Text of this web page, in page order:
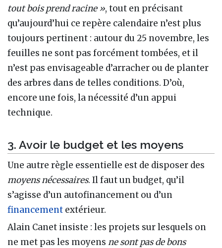
tout bois prend racine », tout en précisant
qu’aujourd’hui ce repère calendaire n’est plus
toujours pertinent : autour du 25 novembre, les
feuilles ne sont pas forcément tombées, et il
n’est pas envisageable d’arracher ou de planter
des arbres dans de telles conditions. D’où,
encore une fois, la nécessité d’un appui
technique.
3. Avoir le budget et les moyens
Une autre règle essentielle est de disposer des
moyens nécessaires. Il faut un budget, qu’il
s’agisse d’un autofinancement ou d’un
financement extérieur.
Alain Canet insiste : les projets sur lesquels on
ne met pas les moyens ne sont pas de bons